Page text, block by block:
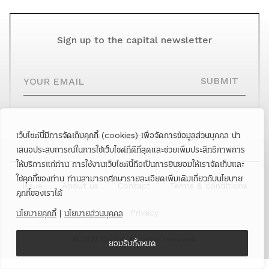
เว็บไซต์นี้มีการจัดเก็บคุกกี้ (cookies) เพื่อจัดการข้อมูลส่วนบุคคล นำ
เสนอประสบการณ์ในการใช้เว็บไซต์ที่ดีที่สุดและช่วยเพิ่มประสิทธิภาพการ
ให้บริการแก่ท่าน การใช้งานเว็บไซต์นี้ถือเป็นการยินยอมให้เราจัดเก็บและ
ใช้คุกกี้ของท่าน ท่านสามารถศึกษารายละเอียดเพิ่มเติมเกี่ยวกับนโยบาย
คุกกี้ของเราได้
นโยบายคุกกี้ | นโยบายส่วนบุคคล
ยอมรับทั้งหมด
Sign up to the capital newsletter
SUBMIT
Facebook Twitter Instagram
Issue
© 2022 Capital All rights reserved.